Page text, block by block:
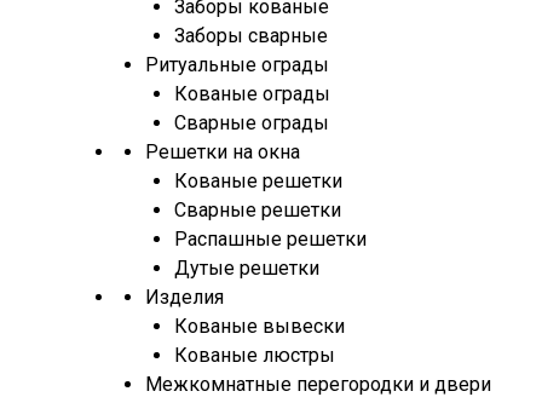
Заборы кованые
Заборы сварные
Ритуальные ограды
Кованые ограды
Сварные ограды
Решетки на окна
Кованые решетки
Сварные решетки
Распашные решетки
Дутые решетки
Изделия
Кованые вывески
Кованые люстры
Межкомнатные перегородки и двери